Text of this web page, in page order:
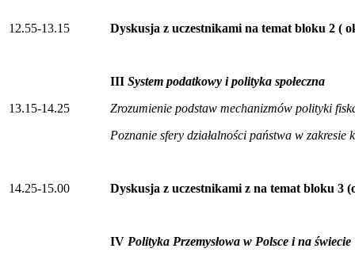
12.55-13.15 Dyskusja z uczestnikami na temat bloku 2 (
13.15-14.25
III System podatkowy i polityka społeczna
Zrozumienie podstaw mechanizmów polityki
Poznanie sfery działalności państwa w
14.25-15.00 Dyskusja z uczestnikami z na temat bloku 3
IV Polityka Przemysłowa w Polsce i na świecie